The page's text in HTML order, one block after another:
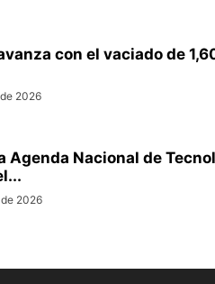
con el vaciado de
2026
Agenda Nacional de
2026